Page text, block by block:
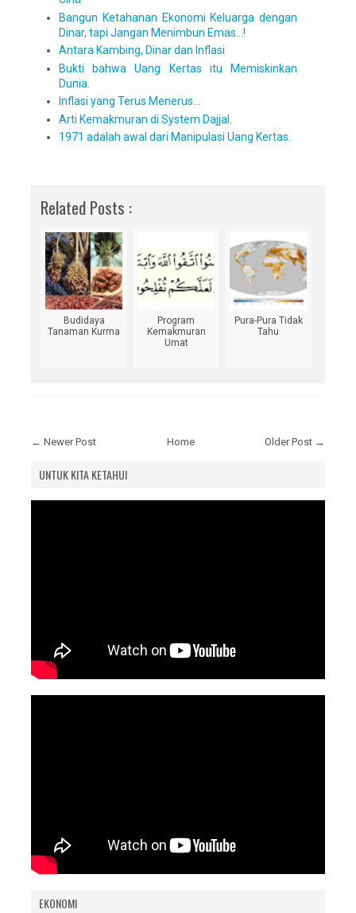
Bangun Ketahanan Ekonomi Keluarga dengan
Dinar, tapi Jangan Menimbun Emas...!
Antara Kambing, Dinar dan Inflasi
Bukti bahwa Uang Kertas itu Memiskinkan
Dunia.
Inflasi yang Terus Menerus...
Arti Kemakmuran di System Dajjal.
1971 adalah awal dari Manipulasi Uang Kertas.
Related Posts :
Budidaya
Tanaman Kurma
Program
Kemakmuran
Umat
Pura-Pura Tidak
Tahu
← Newer Post Older Post →
Home
UNTUK KITA KETAHUI
EKONOMI